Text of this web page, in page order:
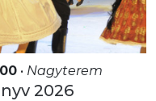
• Nagyterem
2026